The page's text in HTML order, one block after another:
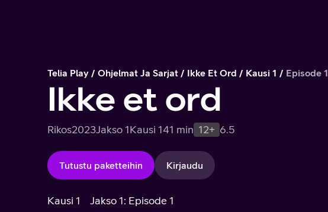
Telia Play Ohjelmat Ja Sarjat Ikke Et Ord Kausi 1 Episode 1
Ikke et ord
Rikos2023Jakso 1Kausi 141 min 12+ 6.5
Tutustu paketteihin Kirjaudu
Kausi 1 Jakso 1: Episode 1